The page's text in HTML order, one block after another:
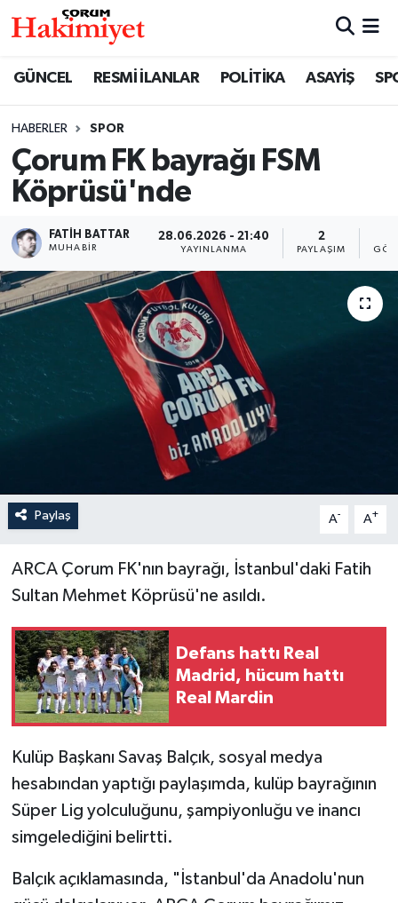
GÜNCEL RESMİ İLANLAR POLİTİKA ASAYİŞ
HABERLER SPOR
Çorum FK bayrağı FSM
Köprüsü'nde
FATIH BATTAR
MUHABIR
28.06.2026 - 21:40
YAYINLANMA
2
PAYLAŞIM
Paylaş A- A+
ARCA Çorum FK'nın bayrağı, İstanbul'daki Fatih
Sultan Mehmet Köprüsü'ne asıldı.
Defans hattı Real
Madrid, hücum hattı
Real Mardin
Kulüp Başkanı Savaş Balçık, sosyal medya
hesabından yaptığı paylaşımda, kulüp bayrağının
Süper Lig yolculuğunu, şampiyonluğu ve inancı
simgelediğini belirtti.
Balçık açıklamasında, "İstanbul'da Anadolu'nun
SAĞLIK
ASAYİŞ
EKONOMİ
GÜNCEL
AKTÜEL
TEKNOLOJİ
Nöbetçi Eczaneler
Çorum Namaz Vakitleri
Trafik Durumu
Süper Lig Puan Durumu ve Fikstür
Tüm Manşetler
Son Dakika Haberleri
Haber Arşivi